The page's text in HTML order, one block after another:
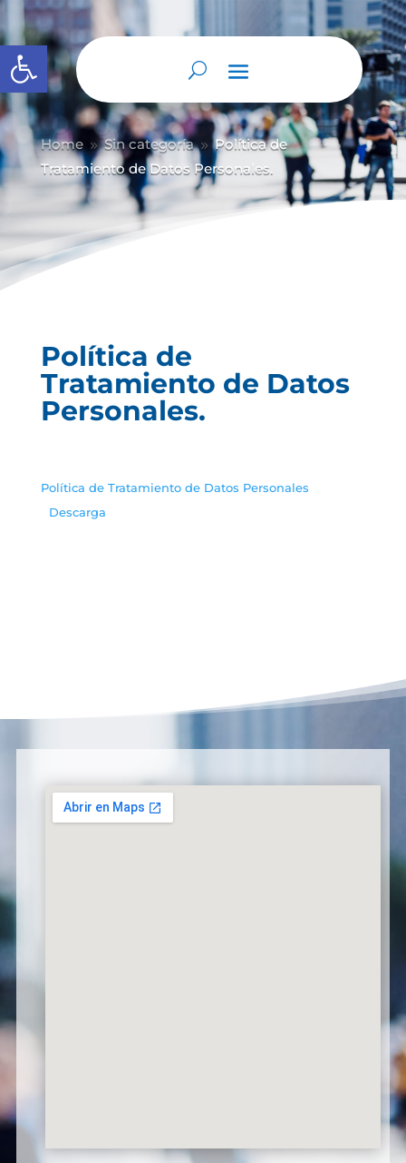
Abrir barra de herramientas
Home 9 Sin categoría 9 Política de
Tratamiento de Datos Personales.
Política de
Tratamiento de Datos
Personales.
Política de Tratamiento de Datos Personales
Descarga